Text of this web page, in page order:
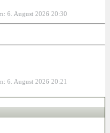
6. August 2026 20:30
6. August 2026 20:21